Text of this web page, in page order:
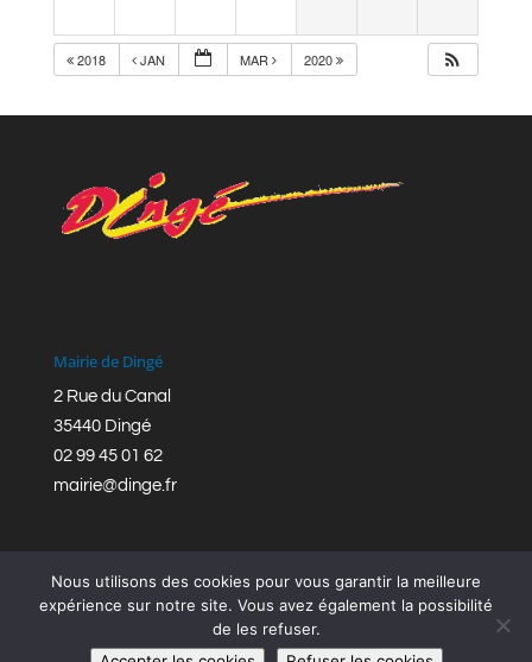
2018 JAN MAR 2020
Mairie de Dingé
2 Rue du Canal
35440 Dingé
02 99 45 01 62
mairie@dinge.fr
Réalisation © Mairie de Dingé,Bretagne Romantique
Nous utilisons des cookies pour vous garantir la meilleure
expérience sur notre site. Vous avez également la possibilité
de les refuser.